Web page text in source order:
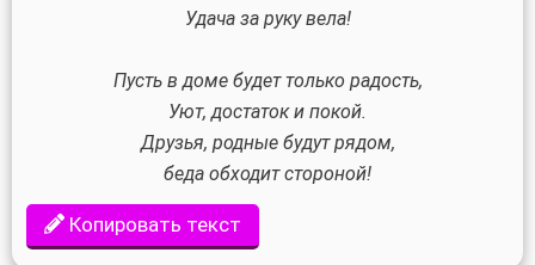
Удача за руку вела!
Пусть в доме будет только радость,
Уют, достаток и покой.
Друзья, родные будут рядом,
беда обходит стороной!
Копировать текст